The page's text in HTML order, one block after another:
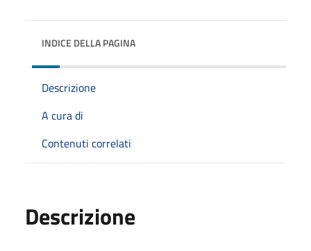
INDICE DELLA PAGINA
Descrizione
A cura di
Contenuti correlati
Descrizione